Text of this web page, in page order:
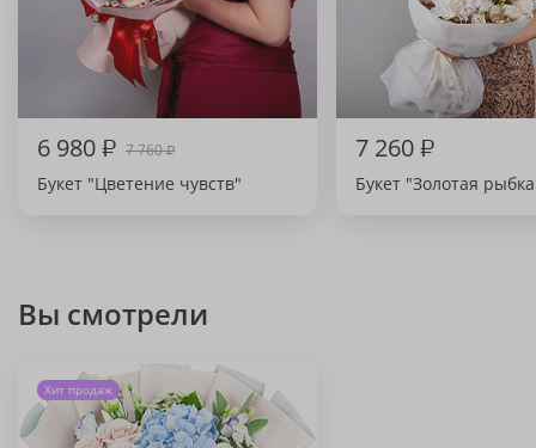
6 980₽ 7 760₽
Букет "Цветение чувств"
7 260₽
Букет "Золотая
Вы смотрели
Хит продаж